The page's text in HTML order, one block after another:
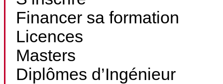
Financer sa formation
Licences
Masters
Diplômes d’Ingénieur